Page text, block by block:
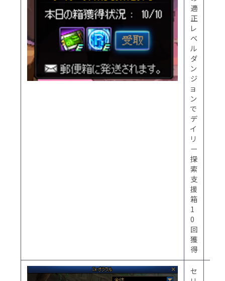
適
正
レ
ベ
ル
ダ
ン
ジ
ョ
ン
で
デ
イ
リ
ー
探
索
支
援
箱
1
0
回
獲
得
セ